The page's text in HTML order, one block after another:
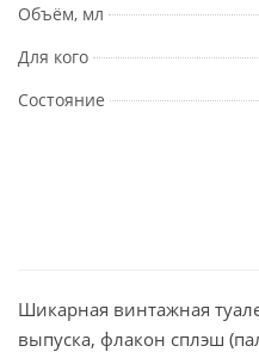
Объём, мл
Для кого
Состояние
Шикарная винтажная
выпуска, флакон сплэш